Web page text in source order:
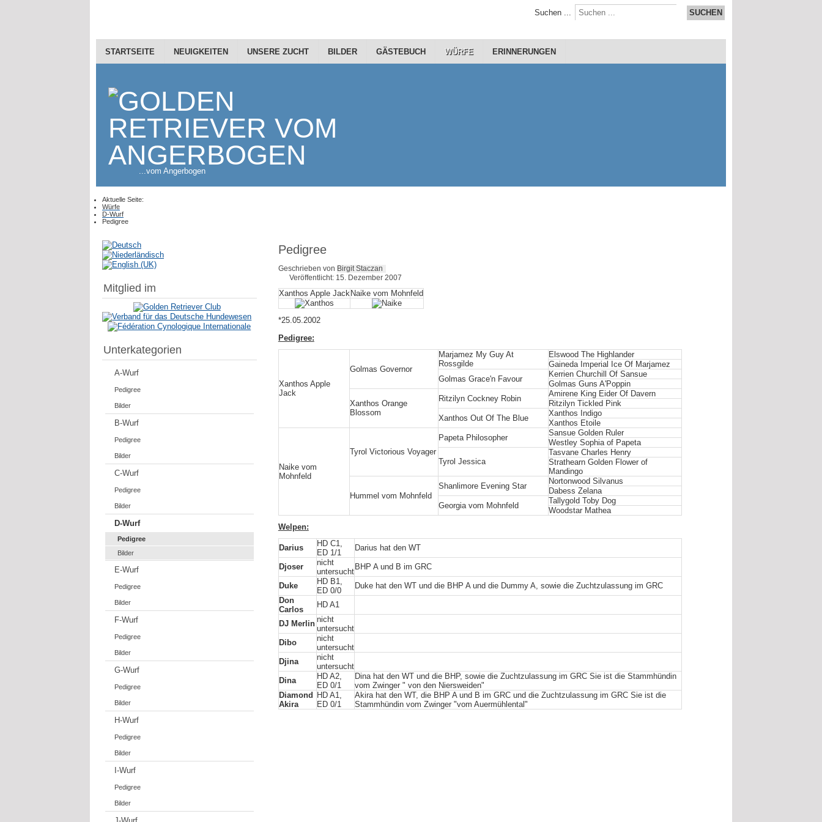
...vom Angerbogen
STARTSEITE NEUIGKEITEN UNSERE ZUCHT BILDER GÄSTEBUCH WÜRFE ERINNERUNGEN
Suchen ... SUCHEN
Aktuelle Seite:
Würfe
D-Wurf
Pedigree
Mitglied im
Unterkategorien
A-Wurf
Pedigree
Bilder
B-Wurf
Pedigree
Bilder
C-Wurf
Pedigree
Bilder
D-Wurf
Pedigree
Bilder
E-Wurf
Pedigree
Bilder
F-Wurf
Pedigree
Bilder
G-Wurf
Pedigree
Bilder
H-Wurf
Pedigree
Bilder
I-Wurf
Pedigree
Bilder
Pedigree
Geschrieben von Birgit Staczan
Veröffentlicht: 15. Dezember 2007
Xanthos Apple Jack Naike vom Mohnfeld
*25.05.2002
Pedigree:
Xanthos Apple
Jack
Golmas Governor
Marjamez My Guy At
Rossgilde
Elswood The Highlander
Gaineda Imperial Ice Of Marjamez
Golmas Grace'n Favour
Kerrien Churchill Of Sansue
Golmas Guns A'Poppin
Xanthos Orange
Blossom
Ritzilyn Cockney Robin
Amirene King Eider Of Davern
Ritzilyn Tickled Pink
Xanthos Out Of The Blue
Xanthos Indigo
Xanthos Etoile
Naike vom
Mohnfeld
Tyrol Victorious Voyager
Papeta Philosopher
Sansue Golden Ruler
Westley Sophia of Papeta
Tyrol Jessica
Tasvane Charles Henry
Strathearn Golden Flower of
Mandingo
Hummel vom Mohnfeld
Shanlimore Evening Star
Nortonwood Silvanus
Dabess Zelana
Georgia vom Mohnfeld
Tallygold Toby Dog
Woodstar Mathea
Welpen:
Darius
HD C1,
ED 1/1
Darius hat den WT
Djoser
nicht
untersucht
BHP A und B im GRC
Duke
HD B1,
ED 0/0
Duke hat den WT und die BHP A und die Dummy A, sowie die Zuchtzulassung im GRC
Don
Carlos
HD A1
DJ Merlin nicht
untersucht
Dibo
nicht
untersucht
Djina
nicht
untersucht
Dina
HD A2,
ED 0/1
Dina hat den WT und die BHP, sowie die Zuchtzulassung im GRC Sie ist die Stammhündin
vom Zwinger " von den Niersweiden"
Diamond
Akira
HD A1,
ED 0/1
Akira hat den WT, die BHP A und B im GRC und die Zuchtzulassung im GRC Sie ist die
Stammhündin vom Zwinger "vom Auermühlental"